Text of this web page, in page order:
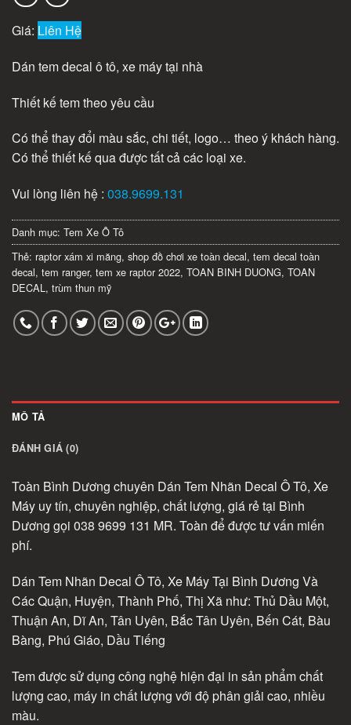
Giá: Liên Hệ
Dán tem decal ô tô, xe máy tại nhà
Thiết kế tem theo yêu cầu
Có thể thay đổi màu sắc, chi tiết, logo… theo ý khách hàng.
Có thể thiết kế qua được tất cả các loại xe.
Vui lòng liên hệ : 038.9699.131
Danh mục: Tem Xe Ô Tô
Thẻ: raptor xám xi măng, shop đồ chơi xe toàn decal, tem decal toàn
decal, tem ranger, tem xe raptor 2022, TOAN BINH DUONG, TOAN
DECAL, trùm thun mỹ
MÔ TẢ
ĐÁNH GIÁ (0)
Toàn Bình Dương chuyên Dán Tem Nhãn Decal Ô Tô, Xe
Máy uy tín, chuyên nghiệp, chất lượng, giá rẻ tại Bình
Dương gọi 038 9699 131 MR. Toàn để được tư vấn miến
phí.
Dán Tem Nhãn Decal Ô Tô, Xe Máy Tại Bình Dương Và
Các Quận, Huyện, Thành Phố, Thị Xã như: Thủ Dầu Một,
Thuận An, Dĩ An, Tân Uyên, Bắc Tân Uyên, Bến Cát, Bàu
Bàng, Phú Giáo, Dầu Tiếng
Tem được sử dụng công nghệ hiện đại in sản phẩm chất
lượng cao, máy in chất lượng với độ phân giải cao, nhiều
màu.